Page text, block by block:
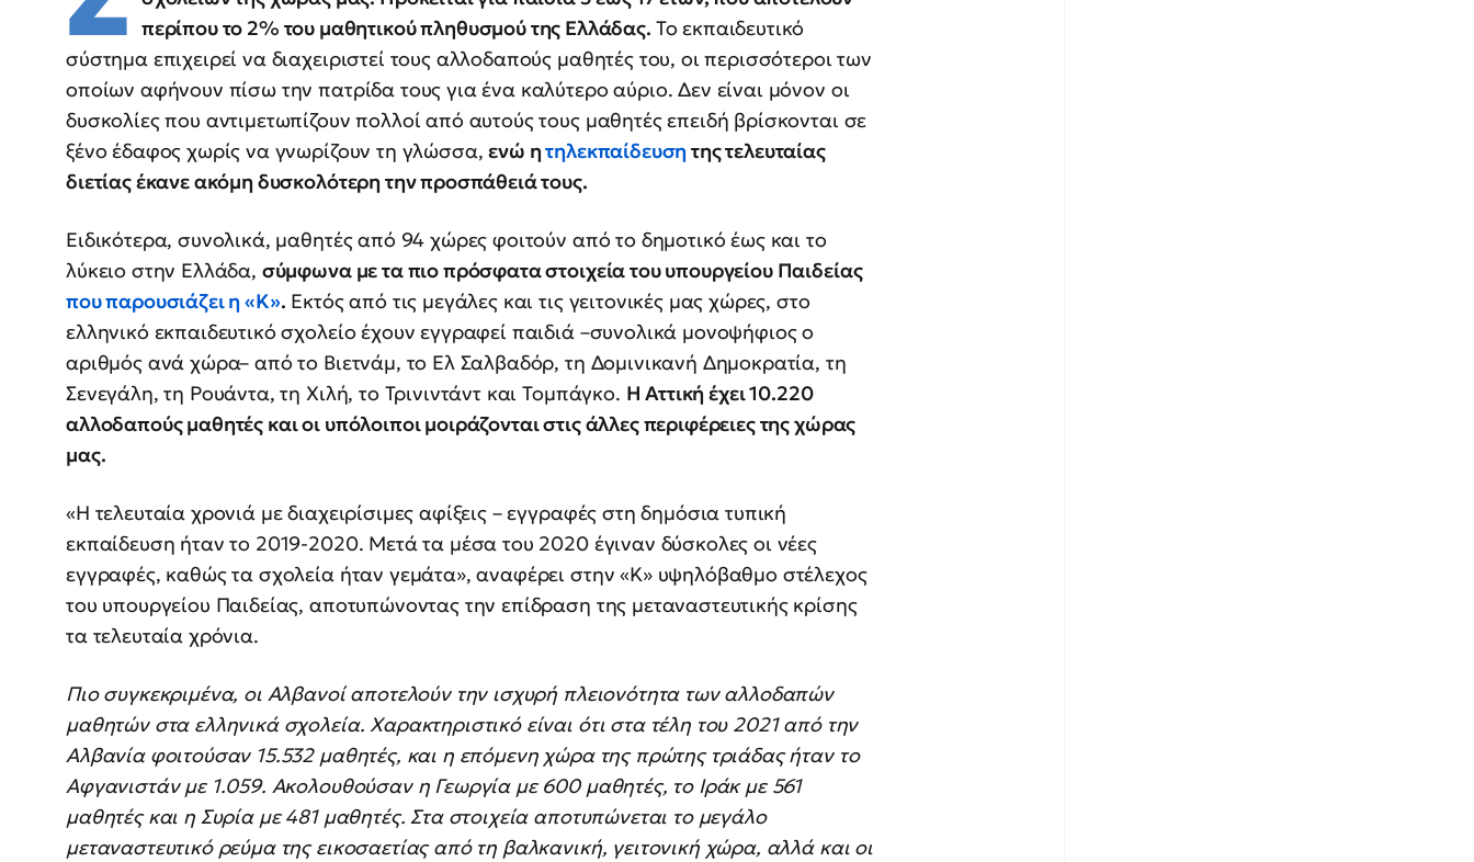
περίπου το 2% του μαθητικού πληθυσμού της Ελλάδας. Το εκπαιδευτικό
σύστημα επιχειρεί να διαχειριστεί τους αλλοδαπούς μαθητές του, οι περισσότεροι των
οποίων αφήνουν πίσω την πατρίδα τους για ένα καλύτερο αύριο. Δεν είναι μόνον οι
δυσκολίες που αντιμετωπίζουν πολλοί από αυτούς τους μαθητές επειδή βρίσκονται σε
ξένο έδαφος χωρίς να γνωρίζουν τη γλώσσα,ενώ ητηλεκπαίδευσητης τελευταίας
διετίας έκανε ακόμη δυσκολότερη την προσπάθειά τους.
Ειδικότερα, συνολικά, μαθητές από 94 χώρες φοιτούν από το δημοτικό έως και το
λύκειο στην Ελλάδα, σύμφωνα με τα πιο πρόσφατα στοιχεία του υπουργείου Παιδείας
που παρουσιάζει η «Κ». Εκτός από τις μεγάλες και τις γειτονικές μας χώρες, στο
ελληνικό εκπαιδευτικό σχολείο έχουν εγγραφεί παιδιά –συνολικά μονοψήφιος ο
αριθμός ανά χώρα– από το Βιετνάμ, το Ελ Σαλβαδόρ, τη Δομινικανή Δημοκρατία, τη
Σενεγάλη, τη Ρουάντα, τη Χιλή, το Τρινιντάντ και Τομπάγκο. Η Αττική έχει 10.220
αλλοδαπούς μαθητές και οι υπόλοιποι μοιράζονται στις άλλες περιφέρειες της χώρας
μας.
«Η τελευταία χρονιά με διαχειρίσιμες αφίξεις – εγγραφές στη δημόσια τυπική
εκπαίδευση ήταν το 2019-2020. Μετά τα μέσα του 2020 έγιναν δύσκολες οι νέες
εγγραφές, καθώς τα σχολεία ήταν γεμάτα», αναφέρει στην «Κ» υψηλόβαθμο στέλεχος
του υπουργείου Παιδείας, αποτυπώνοντας την επίδραση της μεταναστευτικής κρίσης
τα τελευταία χρόνια.
Πιο συγκεκριμένα, οι Αλβανοί αποτελούν την ισχυρή πλειονότητα των αλλοδαπών
μαθητών στα ελληνικά σχολεία. Χαρακτηριστικό είναι ότι στα τέλη του 2021 από την
Αλβανία φοιτούσαν 15.532 μαθητές, και η επόμενη χώρα της πρώτης τριάδας ήταν το
Αφγανιστάν με 1.059. Ακολουθούσαν η Γεωργία με 600 μαθητές, το Ιράκ με 561
μαθητές και η Συρία με 481 μαθητές. Στα στοιχεία αποτυπώνεται το μεγάλο
μεταναστευτικό ρεύμα της εικοσαετίας από τη βαλκανική, γειτονική χώρα, αλλά και οι